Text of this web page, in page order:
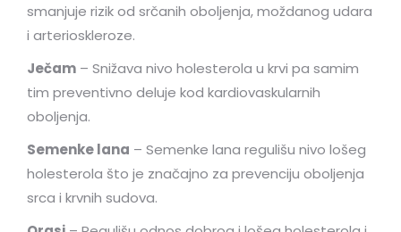
smanjuje rizik od srčanih oboljenja, moždanog udara
i arterioskleroze.
Ječam – Snižava nivo holesterola u krvi pa samim
tim preventivno deluje kod kardiovaskularnih
oboljenja.
Semenke lana – Semenke lana regulišu nivo lošeg
holesterola što je značajno za prevenciju oboljenja
srca i krvnih sudova.